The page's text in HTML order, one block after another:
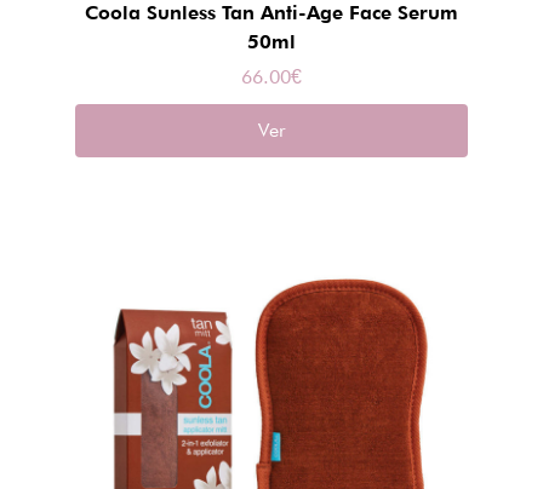
Coola Sunless Tan Anti-Age Face Serum
50ml
66.00€
Ver